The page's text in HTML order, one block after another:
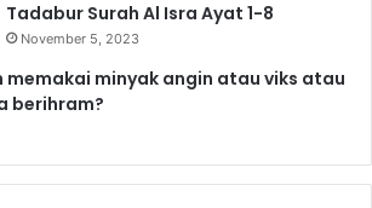
Tadabur Surah Al Isra Ayat 1-8
November 5, 2023
memakai minyak angin atau viks atau
berihram?